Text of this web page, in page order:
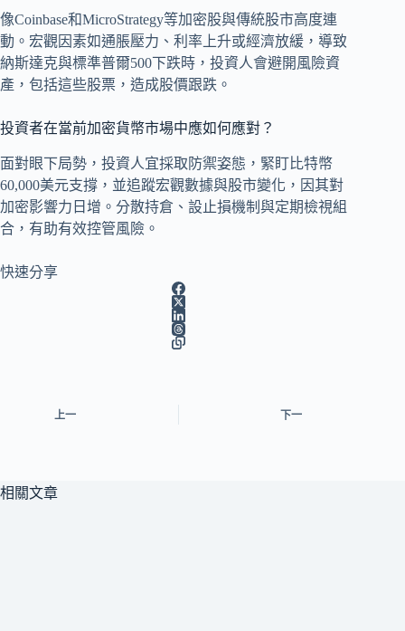
像Coinbase和MicroStrategy等加密股與傳統股市高度連
動。宏觀因素如通脹壓力、利率上升或經濟放緩，導致
納斯達克與標準普爾500下跌時，投資人會避開風險資
產，包括這些股票，造成股價跟跌。
投資者在當前加密貨幣市場中應如何應對？
面對眼下局勢，投資人宜採取防禦姿態，緊盯比特幣
60,000美元支撐，並追蹤宏觀數據與股市變化，因其對
加密影響力日增。分散持倉、設止損機制與定期檢視組
合，有助有效控管風險。
快速分享
上一 下一
相關文章